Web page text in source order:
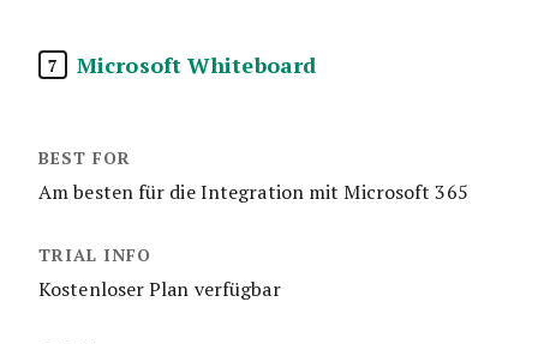
7 Microsoft Whiteboard
Am besten für die Integration mit Microsoft 365
Kostenloser Plan verfügbar